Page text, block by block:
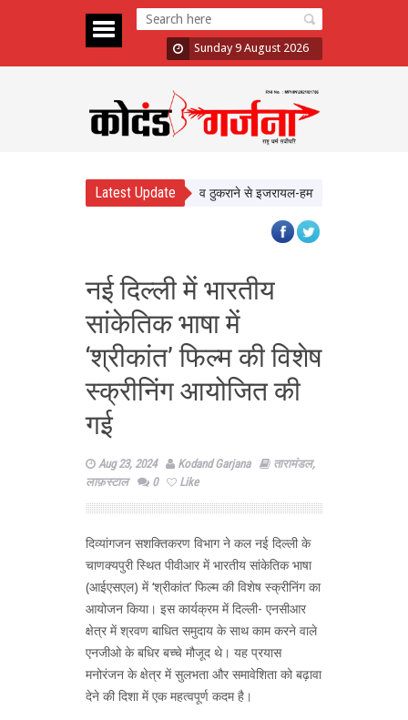
Sunday 9 August 2026
Latest Update
ने Trump को दिया झटका, प्रस्ताव ठुकराने से इजरायल-हमास संघर्ष पर बढ़ी चिंता
नई दिल्ली में भारतीय
सांकेतिक भाषा में
‘श्रीकांत’ फिल्म की विशेष
स्क्रीनिंग आयोजित की
गई
Aug 23, 2024 Kodand Garjana तारामंडल,
लाफ़स्टाल
0 Like
दिव्यांगजन सशक्तिकरण विभाग ने कल नई दिल्ली के
चाणक्यपुरी स्थित पीवीआर में भारतीय सांकेतिक भाषा
(आईएसएल) में ‘श्रीकांत’ फिल्म की विशेष स्क्रीनिंग का
आयोजन किया। इस कार्यक्रम में दिल्ली- एनसीआर
क्षेत्र में श्रवण बाधित समुदाय के साथ काम करने वाले
एनजीओ के बधिर बच्चे मौजूद थे। यह प्रयास
मनोरंजन के क्षेत्र में सुलभता और समावेशिता को बढ़ावा
देने की दिशा में एक महत्वपूर्ण कदम है।